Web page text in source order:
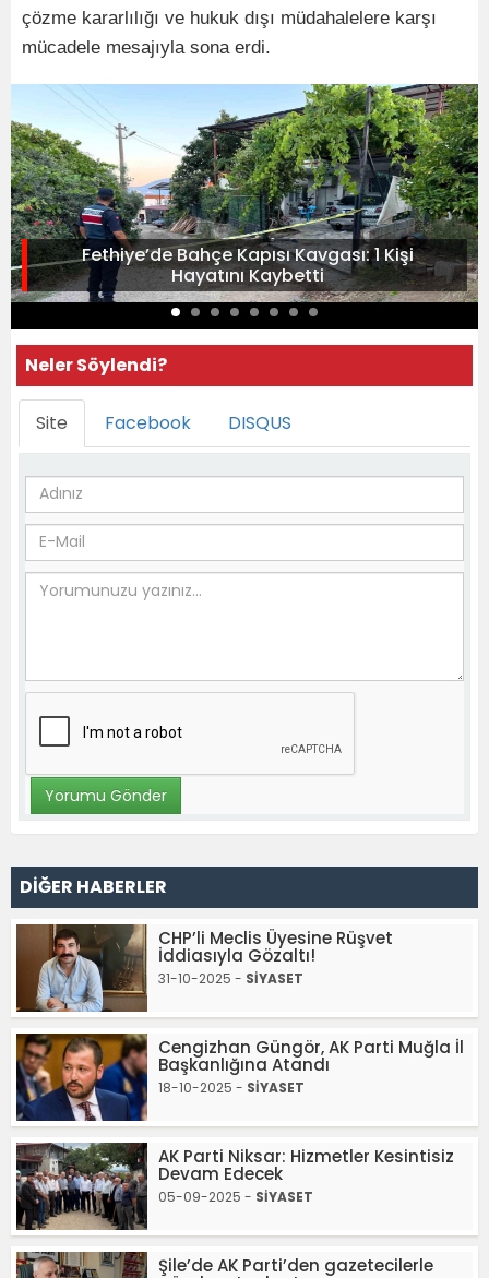
çözme kararlılığı ve hukuk dışı müdahalelere karşı
mücadele mesajıyla sona erdi.
Fethiye’de Bahçe Kapısı Kavgası: 1 Kişi
Hayatını Kaybetti
Neler Söylendi?
Site Facebook DISQUS
DİĞER HABERLER
CHP’li Meclis Üyesine Rüşvet
İddiasıyla Gözaltı!
31-10-2025 - SİYASET
Cengizhan Güngör, AK Parti Muğla İl
Başkanlığına Atandı
18-10-2025 - SİYASET
AK Parti Niksar: Hizmetler Kesintisiz
Devam Edecek
05-09-2025 - SİYASET
Şile’de AK Parti’den gazetecilerle